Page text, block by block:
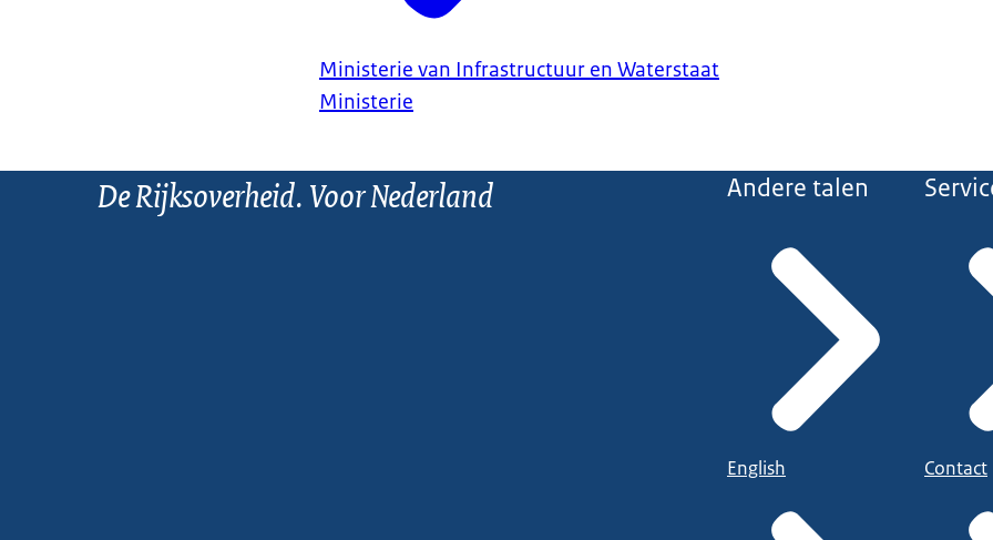
Ministerie van Infrastructuur en Waterstaat
Ministerie
De Rijksoverheid. Voor Nederland Andere talen
English Contact